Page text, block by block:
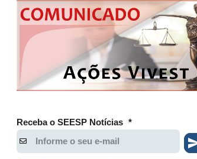
Receba o SEESP Notícias *